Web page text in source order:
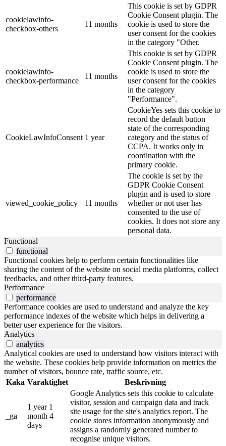
cookielawinfo-
checkbox-others
11 months
This cookie is set by GDPR
Cookie Consent plugin. The
cookie is used to store the
user consent for the cookies
in the category "Other.
cookielawinfo-
checkbox-performance
11 months
This cookie is set by GDPR
Cookie Consent plugin. The
cookie is used to store the
user consent for the cookies
in the category
"Performance".
CookieLawInfoConsent 1 year
CookieYes sets this cookie to
record the default button
state of the corresponding
category and the status of
CCPA. It works only in
coordination with the
primary cookie.
viewed_cookie_policy 11 months
The cookie is set by the
GDPR Cookie Consent
plugin and is used to store
whether or not user has
consented to the use of
cookies. It does not store any
personal data.
Functional
functional
Functional cookies help to perform certain functionalities like
sharing the content of the website on social media platforms, collect
feedbacks, and other third-party features.
Performance
performance
Performance cookies are used to understand and analyze the key
performance indexes of the website which helps in delivering a
better user experience for the visitors.
Analytics
analytics
Analytical cookies are used to understand how visitors interact with
the website. These cookies help provide information on metrics the
number of visitors, bounce rate, traffic source, etc.
Kaka Varaktighet Beskrivning
_ga
1 year 1
month 4
days
Google Analytics sets this cookie to calculate
visitor, session and campaign data and track
site usage for the site's analytics report. The
cookie stores information anonymously and
assigns a randomly generated number to
recognise unique visitors.